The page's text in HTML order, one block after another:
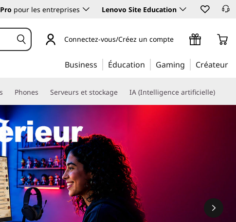
pour les entreprises Lenovo Site Education
Connectez-vous/Créez un compte
Business Éducation Gaming Créateur
Phones Serveurs et stockage IA (Intelligence artificielle)